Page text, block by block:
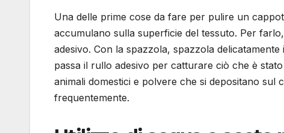
Una delle prime cose da fare per pulire un
accumulano sulla superficie del tessuto. Per
adesivo. Con la spazzola, spazzola
passa il rullo adesivo per catturare ciò che è
animali domestici e polvere che si depositano
frequentemente.